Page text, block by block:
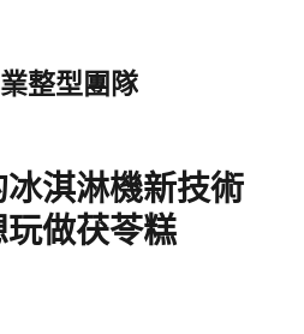
整型團隊
淇淋機新技術
做茯苓糕